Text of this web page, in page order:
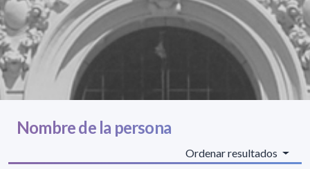
Nombre de la persona
Ordenar resultados